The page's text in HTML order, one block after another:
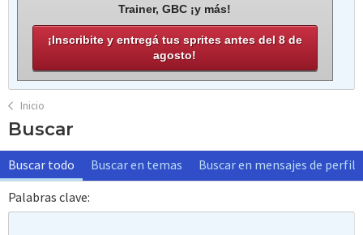
Trainer, GBC ¡y más!
¡Inscribite y entregá tus sprites antes del 8 de
agosto!
Inicio
Buscar
Buscar todo Buscar en temas
Buscar en mensajes de perfil
Palabras clave